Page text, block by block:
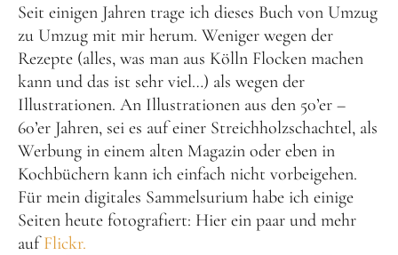
Seit einigen Jahren trage ich dieses Buch von Umzug
zu Umzug mit mir herum. Weniger wegen der
Rezepte (alles, was man aus Kölln Flocken machen
kann und das ist sehr viel…) als wegen der
Illustrationen. An Illustrationen aus den 50’er –
60’er Jahren, sei es auf einer Streichholzschachtel, als
Werbung in einem alten Magazin oder eben in
Kochbüchern kann ich einfach nicht vorbeigehen.
Für mein digitales Sammelsurium habe ich einige
Seiten heute fotografiert: Hier ein paar und mehr
aufFlickr.